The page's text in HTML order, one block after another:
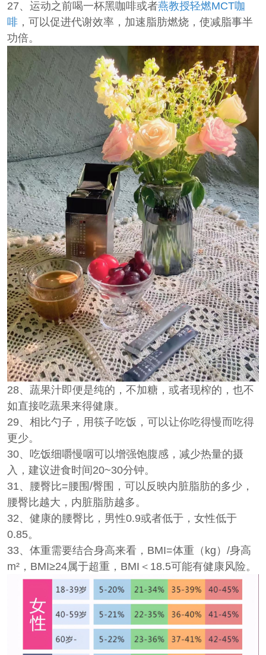
27、运动之前喝一杯黑咖啡或者燕教授轻燃MCT咖
啡，可以促进代谢效率，加速脂肪燃烧，使减脂事半
功倍。
28、蔬果汁即便是纯的，不加糖，或者现榨的，也不
如直接吃蔬果来得健康。
29、相比勺子，用筷子吃饭，可以让你吃得慢而吃得
更少。
30、吃饭细嚼慢咽可以增强饱腹感，减少热量的摄
入，建议进食时间20~30分钟。
31、腰臀比=腰围/臀围，可以反映内脏脂肪的多少，
腰臀比越大，内脏脂肪越多。
32、健康的腰臀比，男性0.9或者低于，女性低于
0.85。
33、体重需要结合身高来看，BMI=体重（kg）/身高
m²，BMI≥24属于超重，BMI＜18.5可能有健康风险。